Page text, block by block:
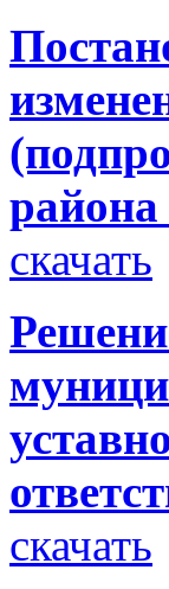
скачать
скачать